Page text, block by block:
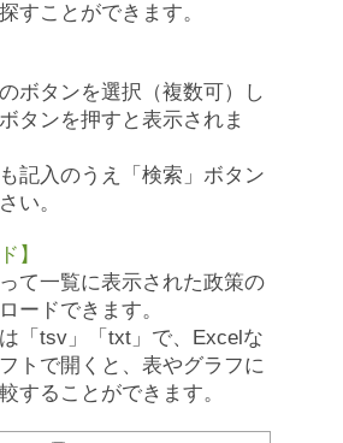
すことができます。
ボタンを選択（複数可）し
タンを押すと表示されま
記入のうえ「検索」ボタン
い。
】
て一覧に表示された政策の
ードできます。
「tsv」「txt」で、Excelな
トで開くと、表やグラフに
することができます。